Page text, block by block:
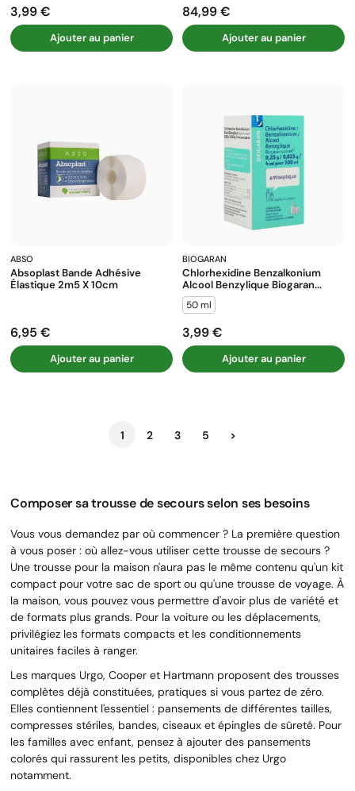
Prix
3,99 €
Ajouter au panier
Prix
84,99 €
Ajouter au panier
ABSO
Absoplast Bande Adhésive
Élastique 2m5 X 10cm
Prix
6,95 €
Ajouter au panier
BIOGARAN
Chlorhexidine Benzalkonium
Alcool Benzylique Biogaran...
50 ml
Prix
3,99 €
Ajouter au panier
1 2 3 5 Suivant
>
Composer sa trousse de secours selon ses besoins
Vous vous demandez par où commencer ? La première question
à vous poser : où allez-vous utiliser cette trousse de secours ?
Une trousse pour la maison n'aura pas le même contenu qu'un kit
compact pour votre sac de sport ou qu'une trousse de voyage. À
la maison, vous pouvez vous permettre d'avoir plus de variété et
de formats plus grands. Pour la voiture ou les déplacements,
privilégiez les formats compacts et les conditionnements
unitaires faciles à ranger.
Les marques Urgo, Cooper et Hartmann proposent des trousses
complètes déjà constituées, pratiques si vous partez de zéro.
Elles contiennent l'essentiel : pansements de différentes tailles,
compresses stériles, bandes, ciseaux et épingles de sûreté. Pour
les familles avec enfant, pensez à ajouter des pansements
colorés qui rassurent les petits, disponibles chez Urgo
notamment.